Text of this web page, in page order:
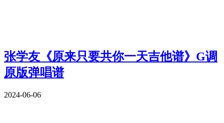
张学友《原来只要共你一天吉他谱》G调
原版弹唱谱
2024-06-06